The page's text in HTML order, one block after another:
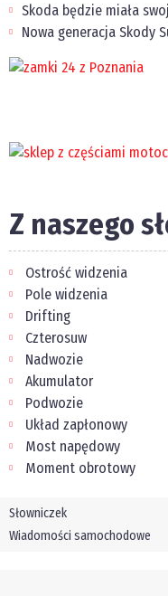
Skoda będzie miała
Nowa generacja Skody
Z naszego
Ostrość widzenia
Pole widzenia
Drifting
Czterosuw
Nadwozie
Akumulator
Podwozie
Układ zapłonowy
Most napędowy
Moment obrotowy
Słowniczek
Wiadomości samochodowe